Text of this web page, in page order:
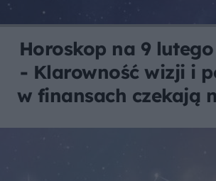
Horoskop na 9
- Klarowność wizji i
w finansach czekają